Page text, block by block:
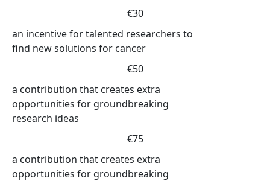
€30
an incentive for talented researchers to
find new solutions for cancer
€50
a contribution that creates extra
opportunities for groundbreaking
research ideas
€75
a contribution that creates extra
opportunities for groundbreaking